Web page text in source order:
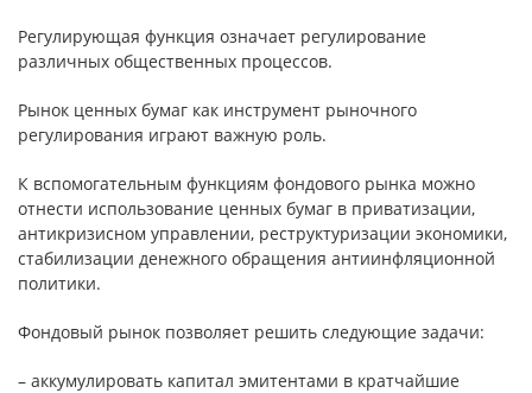
Регулирующая функция означает регулирование
различных общественных процессов.
Рынок ценных бумаг как инструмент рыночного
регулирования играют важную роль.
К вспомогательным функциям фондового рынка можно
отнести использование ценных бумаг в приватизации,
антикризисном управлении, реструктуризации экономики,
стабилизации денежного обращения антиинфляционной
политики.
Фондовый рынок позволяет решить следующие задачи:
– аккумулировать капитал эмитентами в кратчайшие